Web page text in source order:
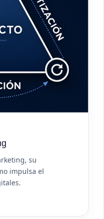
su
impulsa el